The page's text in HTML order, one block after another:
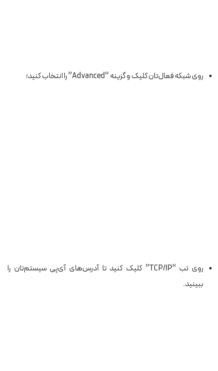
روی شبکه فعال‌تان کلیک و گزینه “Advanced” را انتخاب کنید؛
روی تب “TCP/IP” کلیک کنید تا آدرس‌های آی‌پی سیستم‌تان را
ببینید.